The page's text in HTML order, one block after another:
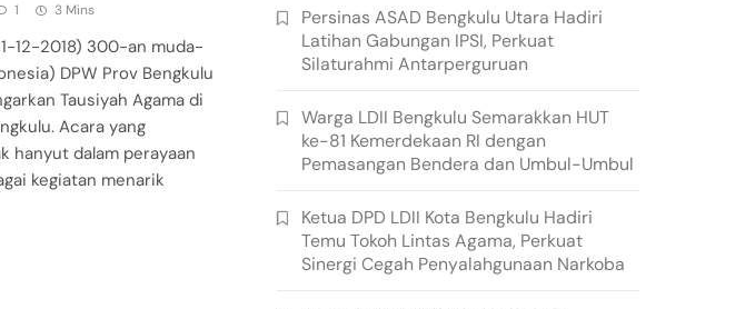
1 3 Mins
12-2018) 300-an muda-
DPW Prov Bengkulu
Tausiyah Agama di
Acara yang
hanyut dalam perayaan
kegiatan menarik
Persinas ASAD Bengkulu Utara Hadiri
Latihan Gabungan IPSI, Perkuat
Silaturahmi Antarperguruan
Warga LDII Bengkulu Semarakkan HUT
ke-81 Kemerdekaan RI dengan
Pemasangan Bendera dan Umbul-Umbul
Ketua DPD LDII Kota Bengkulu Hadiri
Temu Tokoh Lintas Agama, Perkuat
Sinergi Cegah Penyalahgunaan Narkoba